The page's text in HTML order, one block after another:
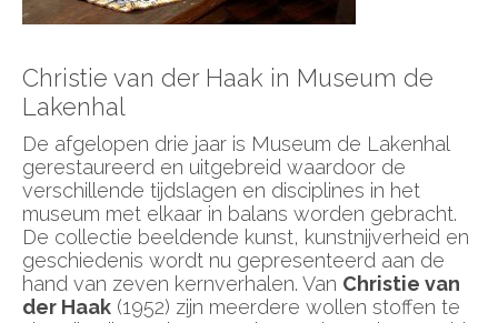
Christie van der Haak in Museum de
Lakenhal
De afgelopen drie jaar is Museum de Lakenhal
gerestaureerd en uitgebreid waardoor de
verschillende tijdslagen en disciplines in het
museum met elkaar in balans worden gebracht.
De collectie beeldende kunst, kunstnijverheid en
geschiedenis wordt nu gepresenteerd aan de
hand van zeven kernverhalen. Van Christie van
der Haak (1952) zijn meerdere wollen stoffen te